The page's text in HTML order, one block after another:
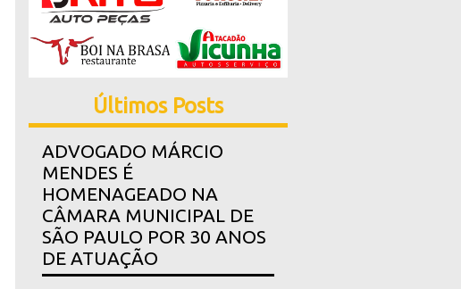
Últimos Posts
ADVOGADO MÁRCIO
MENDES É
HOMENAGEADO NA
CÂMARA MUNICIPAL DE
SÃO PAULO POR 30 ANOS
DE ATUAÇÃO